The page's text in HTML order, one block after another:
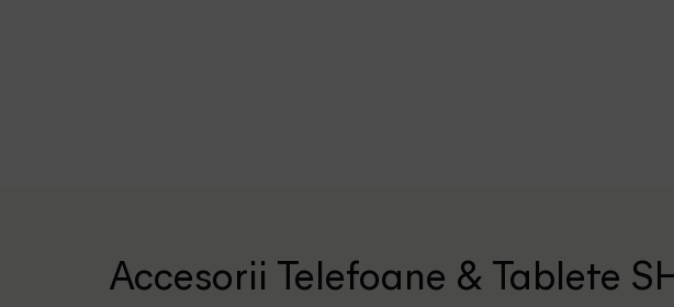
Accesorii Telefoane & Tablete